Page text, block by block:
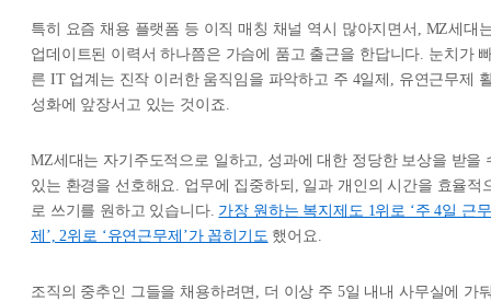
특히 요즘 채용 플랫폼 등 이직 매칭 채널 역시 많아지면서, MZ세대
업데이트된 이력서 하나쯤은 가슴에 품고 출근을 한답니다. 눈치가
른 IT 업계는 진작 이러한 움직임을 파악하고 주 4일제, 유연근무제
성화에 앞장서고 있는 것이죠.
MZ세대는 자기주도적으로 일하고, 성과에 대한 정당한 보상을 받을
있는 환경을 선호해요. 업무에 집중하되, 일과 개인의 시간을 효율적
로 쓰기를 원하고 있습니다. 가장 원하는 복지제도 1위로 ‘주 4일 근무
제’, 2위로 ‘유연근무제’가 꼽히기도 했어요.
조직의 중추인 그들을 채용하려면, 더 이상 주 5일 내내 사무실에 가